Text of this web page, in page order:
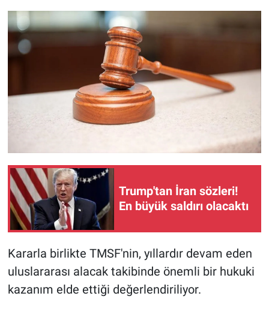
Trump'tan İran sözleri!
En büyük saldırı olacaktı
Kararla birlikte TMSF'nin, yıllardır devam eden
uluslararası alacak takibinde önemli bir hukuki
kazanım elde ettiği değerlendiriliyor.